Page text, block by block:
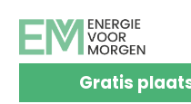
Gratis